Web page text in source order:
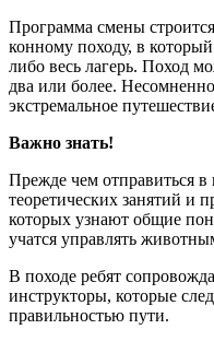
Программа смены
конному походу, в
либо весь лагерь. Поход
два или более.
экстремальное
Важно знать!
Прежде чем отправиться в
теоретических занятий и
которых узнают общие
учатся управлять
В походе ребят
инструкторы, которые
правильностью пути.